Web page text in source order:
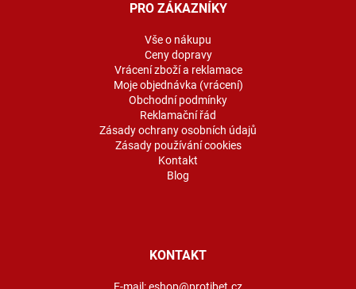
PRO ZÁKAZNÍKY
Vše o nákupu
Ceny dopravy
Vrácení zboží a reklamace
Moje objednávka (vrácení)
Obchodní podmínky
Reklamační řád
Zásady ochrany osobních údajů
Zásady používání cookies
Kontakt
Blog
KONTAKT